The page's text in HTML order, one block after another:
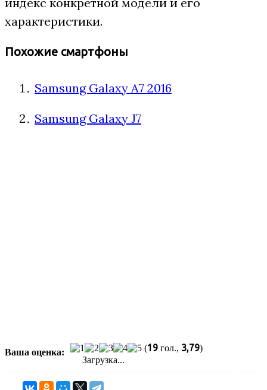
характеристики.
Похожие смартфоны
Samsung Galaxy A7 2016
Samsung Galaxy J7
Ваша оценка: (19 гол., 3,79)
Загрузка...